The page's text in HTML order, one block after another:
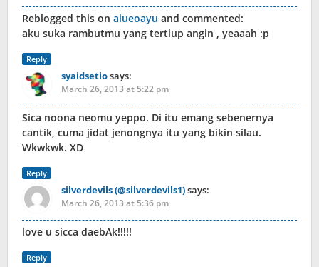
Reblogged this on aiueoayu and commented:
aku suka rambutmu yang tertiup angin , yeaaah :p
Reply
syaidsetiosays:
March 26, 2013 at 5:22 pm
Sica noona neomu yeppo. Di itu emang sebenernya
cantik, cuma jidat jenongnya itu yang bikin silau.
Wkwkwk. XD
Reply
silverdevils (@silverdevils1)says:
March 26, 2013 at 5:36 pm
love u sicca daebAk!!!!!
Reply